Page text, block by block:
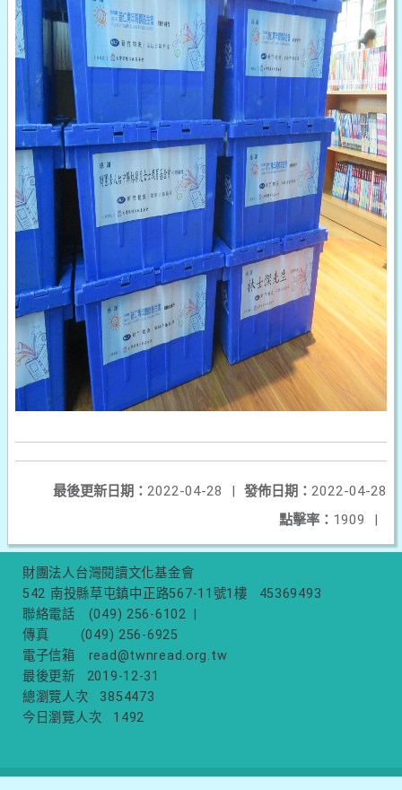
發佈日期： 2022-04-28
最後更新日期： 2022-04-28
|
點擊率： 1909 |
財團法人台灣閱讀文化基金會
542 南投縣草屯鎮中正路567-11號1樓
45369493
聯絡電話
(049) 256-6102
傳真
(049) 256-6925
電子信箱
read@twnread.org.tw
最後更新
2019-12-31
總瀏覽人次
3854473
今日瀏覽人次
1492